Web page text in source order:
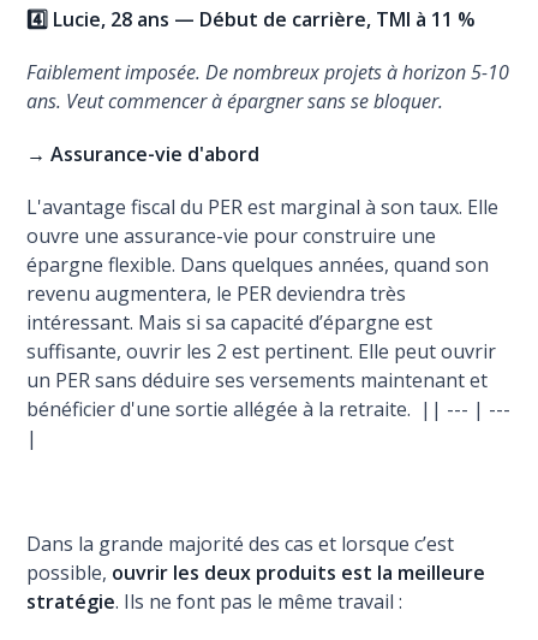
4️⃣ Lucie, 28 ans — Début de carrière, TMI à 11 %
Faiblement imposée. De nombreux projets à horizon 5-10
ans. Veut commencer à épargner sans se bloquer.
→ Assurance-vie d'abord
L'avantage fiscal du PER est marginal à son taux. Elle
ouvre une assurance-vie pour construire une
épargne flexible. Dans quelques années, quand son
revenu augmentera, le PER deviendra très
intéressant. Mais si sa capacité d’épargne est
suffisante, ouvrir les 2 est pertinent. Elle peut ouvrir
un PER sans déduire ses versements maintenant et
bénéficier d'une sortie allégée à la retraite. || --- | ---
|
Dans la grande majorité des cas et lorsque c’est
possible, ouvrir les deux produits est la meilleure
stratégie. Ils ne font pas le même travail :